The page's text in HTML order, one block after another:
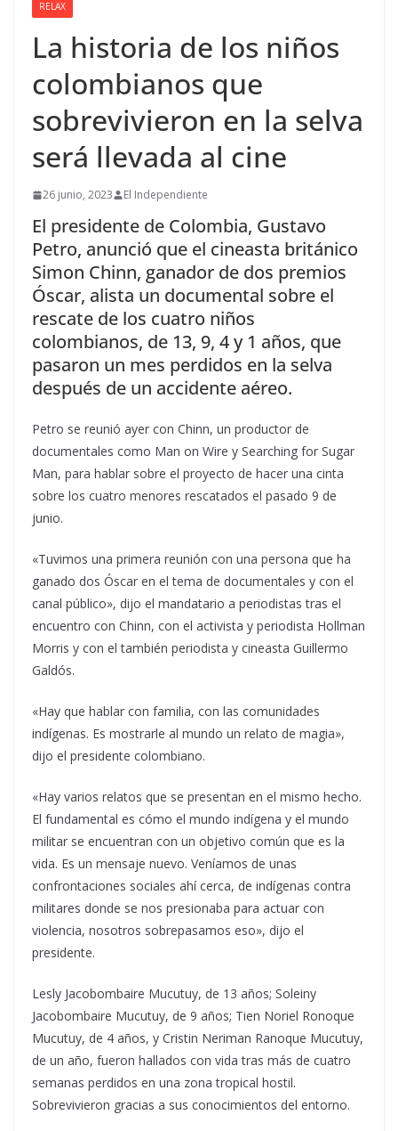
RELAX
La historia de los niños
colombianos que
sobrevivieron en la selva
será llevada al cine
26 junio, 2023 El Independiente
El presidente de Colombia, Gustavo
Petro, anunció que el cineasta británico
Simon Chinn, ganador de dos premios
Óscar, alista un documental sobre el
rescate de los cuatro niños
colombianos, de 13, 9, 4 y 1 años, que
pasaron un mes perdidos en la selva
después de un accidente aéreo.
Petro se reunió ayer con Chinn, un productor de
documentales como Man on Wire y Searching for Sugar
Man, para hablar sobre el proyecto de hacer una cinta
sobre los cuatro menores rescatados el pasado 9 de
junio.
«Tuvimos una primera reunión con una persona que ha
ganado dos Óscar en el tema de documentales y con el
canal público», dijo el mandatario a periodistas tras el
encuentro con Chinn, con el activista y periodista Hollman
Morris y con el también periodista y cineasta Guillermo
Galdós.
«Hay que hablar con familia, con las comunidades
indígenas. Es mostrarle al mundo un relato de magia»,
dijo el presidente colombiano.
«Hay varios relatos que se presentan en el mismo hecho.
El fundamental es cómo el mundo indígena y el mundo
militar se encuentran con un objetivo común que es la
vida. Es un mensaje nuevo. Veníamos de unas
confrontaciones sociales ahí cerca, de indígenas contra
militares donde se nos presionaba para actuar con
violencia, nosotros sobrepasamos eso», dijo el
presidente.
Lesly Jacobombaire Mucutuy, de 13 años; Soleiny
Jacobombaire Mucutuy, de 9 años; Tien Noriel Ronoque
Mucutuy, de 4 años, y Cristin Neriman Ranoque Mucutuy,
de un año, fueron hallados con vida tras más de cuatro
semanas perdidos en una zona tropical hostil.
Sobrevivieron gracias a sus conocimientos del entorno.